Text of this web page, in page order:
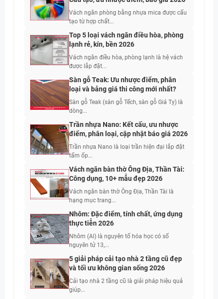
Vách ngăn phòng bằng nhựa mica được cấu
tạo từ hợp chất...
Top 5 loại vách ngăn điều hòa, phòng
lạnh rẻ, kín, bền 2026
Vách ngăn điều hòa, phòng lạnh là hệ vách
được lắp đặt...
Sàn gỗ Teak: Ưu nhược điểm, phân
loại và bảng giá thi công mới nhất?
Sàn gỗ Teak (sàn gỗ Tếch, sàn gỗ Giá Tỵ) là
dòng...
Trần nhựa Nano: Kết cấu, ưu nhược
điểm, phân loại, cập nhật báo giá 2026
Trần nhựa Nano là loại trần hiện đại lắp đặt
tấm ốp...
Vách ngăn bàn thờ Ông Địa, Thần Tài:
Công dụng, 10+ mẫu đẹp 2026
Vách ngăn bàn thờ Ông Địa, Thần Tài là
hạng mục trang...
Nhôm: Đặc điểm, tính chất, ứng dụng
thực tiễn 2026
Nhôm (Al) là nguyên tố hóa học có số
nguyên tử 13,...
5 giải pháp cải tạo nhà 2 tầng cũ đẹp
và tối ưu không gian sống 2026
Cải tạo nhà 2 tầng cũ là giải pháp hiệu quả
giúp...